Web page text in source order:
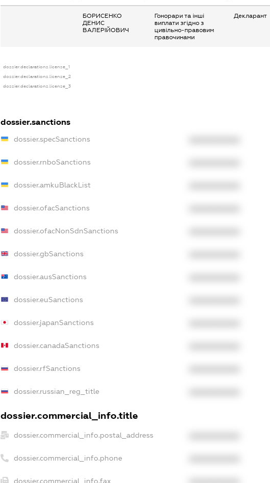
БОРИСЕНКО
ДЕНИС
ВАЛЕРІЙОВИЧ
Гонорари та інші
виплати згідно з
цивільно-правовим
правочинами
Декларант
dossier.declarations.license_1
dossier.declarations.license_2
dossier.declarations.license_3
dossier.sanctions
dossier.specSanctions
dossier.rnboSanctions
dossier.amkuBlackList
dossier.ofacSanctions
dossier.ofacNonSdnSanctions
dossier.gbSanctions
dossier.ausSanctions
dossier.euSanctions
dossier.japanSanctions
dossier.canadaSanctions
dossier.rfSanctions
dossier.russian_reg_title
dossier.commercial_info.title
dossier.commercial_info.postal_address
dossier.commercial_info.phone
dossier.commercial_info.fax